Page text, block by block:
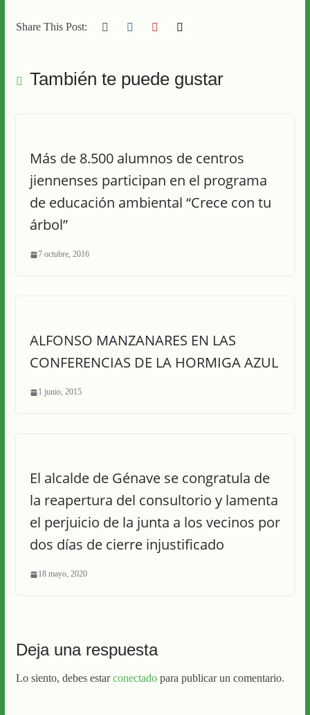
Share This Post:
También te puede gustar
Más de 8.500 alumnos de centros
jiennenses participan en el programa
de educación ambiental “Crece con tu
árbol”
7 octubre, 2016
ALFONSO MANZANARES EN LAS
CONFERENCIAS DE LA HORMIGA AZUL
1 junio, 2015
El alcalde de Génave se congratula de
la reapertura del consultorio y lamenta
el perjuicio de la junta a los vecinos por
dos días de cierre injustificado
18 mayo, 2020
Deja una respuesta
Lo siento, debes estarconectadopara publicar un comentario.